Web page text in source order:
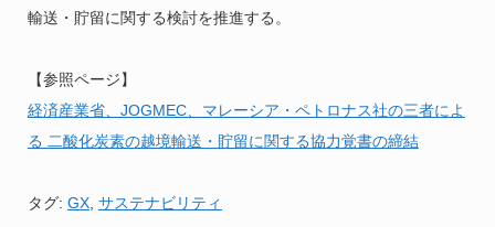
輸送・貯留に関する検討を推進する。
【参照ページ】
経済産業省、JOGMEC、マレーシア・ペトロナス社の三者によ
る 二酸化炭素の越境輸送・貯留に関する協力覚書の締結
タグ: GX, サステナビリティ